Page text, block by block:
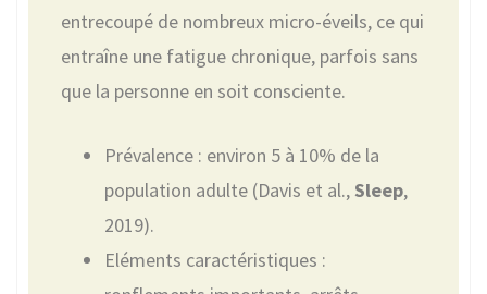
entrecoupé de nombreux micro-éveils, ce qui
entraîne une fatigue chronique, parfois sans
que la personne en soit consciente.
Prévalence : environ 5 à 10% de la
population adulte (Davis et al.,Sleep,
2019).
Eléments caractéristiques :